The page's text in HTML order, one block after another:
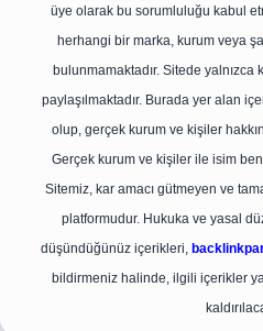
üye olarak bu sorumluluğu kabul
herhangi bir marka, kurum veya
bulunmamaktadır. Sitede yalnızca
paylaşılmaktadır. Burada yer alan
olup, gerçek kurum ve kişiler
Gerçek kurum ve kişiler ile isim
Sitemiz, kar amacı gütmeyen ve
platformudur. Hukuka ve yasal
düşündüğünüz içerikleri,
bildirmeniz halinde, ilgili içerikler